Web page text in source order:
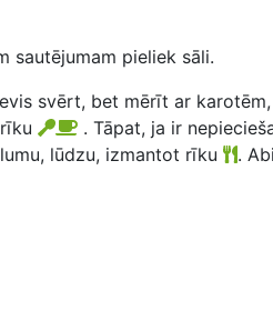
sautējumam pieliek sāli.
svērt, bet mērīt ar
. Tāpat, ja ir
lūdzu, izmantot rīku
.